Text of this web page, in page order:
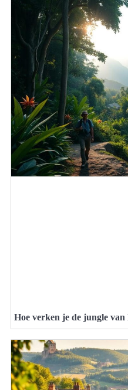
Hoe verken je de jungle van